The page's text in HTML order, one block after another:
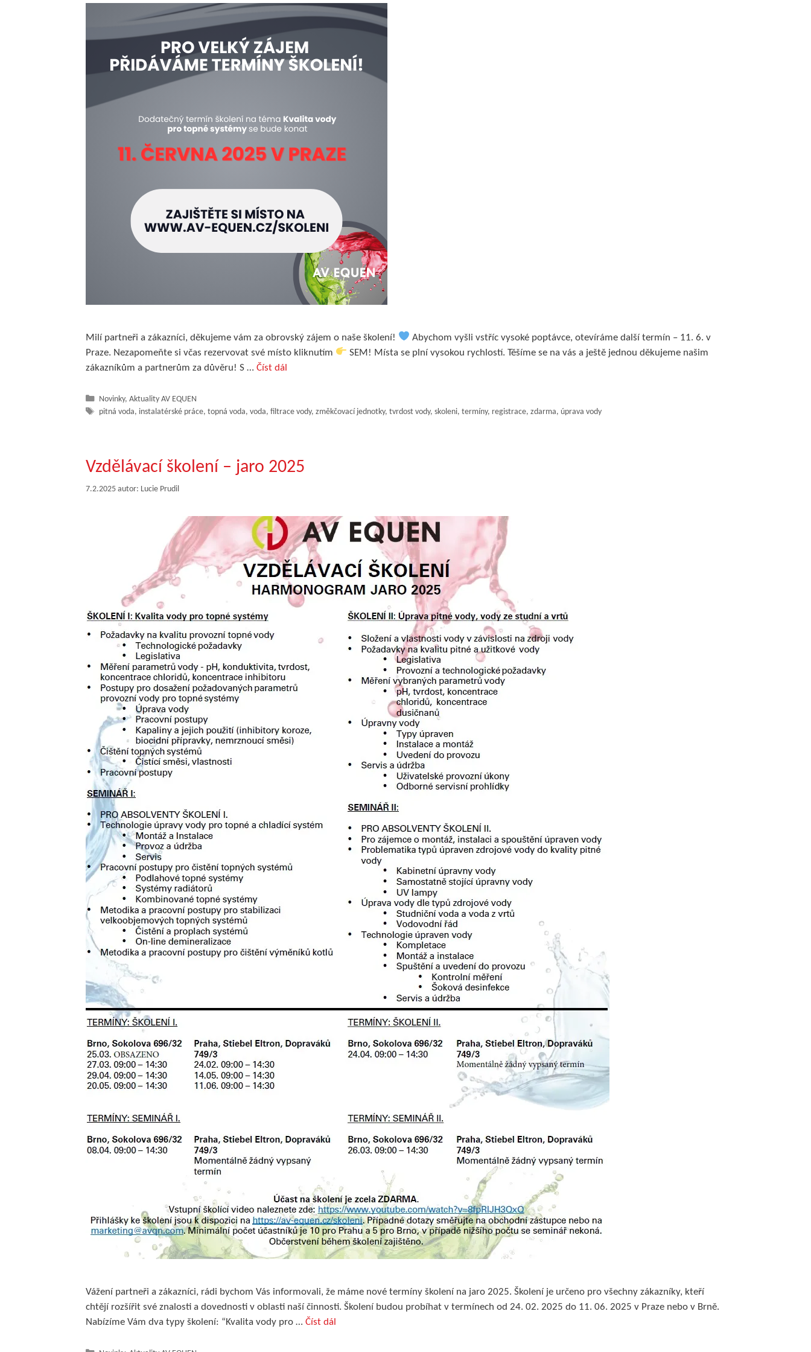
Milí partneři a zákazníci, děkujeme vám za obrovský zájem o naše školení!
Abychom vyšli vstříc vysoké poptávce, otevíráme další termín – 11. 6. v
Praze. Nezapomeňte si včas rezervovat své místo kliknutím
SEM! Místa se plní vysokou rychlostí. Těšíme se na vás a ještě jednou děkujeme našim
zákazníkům a partnerům za důvěru! S … Číst dál
Rubriky
Novinky, Aktuality AV EQUEN
Štítky
pitná voda, instalatérské práce, topná voda, voda, filtrace vody, změkčovací jednotky, tvrdost vody, skoleni, termíny, registrace, zdarma, úprava vody
Vzdělávací školení – jaro 2025
7.2.2025 autor: Lucie Prudil
Vážení partneři a zákazníci, rádi bychom Vás informovali, že máme nové termíny školení na jaro 2025. Školení je určeno pro všechny zákazníky, kteří
chtějí rozšířit své znalosti a dovednosti v oblasti naší činnosti. Školení budou probíhat v termínech od 24. 02. 2025 do 11. 06. 2025 v Praze nebo v Brně.
Nabízíme Vám dva typy školení: “Kvalita vody pro … Číst dál